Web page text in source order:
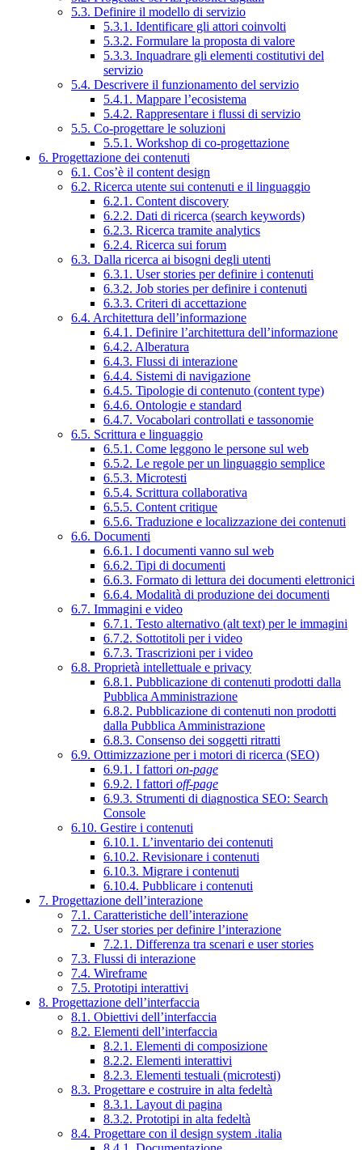
5.3. Definire il modello di servizio
5.3.1. Identificare gli attori coinvolti
5.3.2. Formulare la proposta di valore
5.3.3. Inquadrare gli elementi costitutivi del
servizio
5.4. Descrivere il funzionamento del servizio
5.4.1. Mappare l’ecosistema
5.4.2. Rappresentare i flussi di servizio
5.5. Co-progettare le soluzioni
5.5.1. Workshop di co-progettazione
6. Progettazione dei contenuti
6.1. Cos’è il content design
6.2. Ricerca utente sui contenuti e il linguaggio
6.2.1. Content discovery
6.2.2. Dati di ricerca (search keywords)
6.2.3. Ricerca tramite analytics
6.2.4. Ricerca sui forum
6.3. Dalla ricerca ai bisogni degli utenti
6.3.1. User stories per definire i contenuti
6.3.2. Job stories per definire i contenuti
6.3.3. Criteri di accettazione
6.4. Architettura dell’informazione
6.4.1. Definire l’architettura dell’informazione
6.4.2. Alberatura
6.4.3. Flussi di interazione
6.4.4. Sistemi di navigazione
6.4.5. Tipologie di contenuto (content type)
6.4.6. Ontologie e standard
6.4.7. Vocabolari controllati e tassonomie
6.5. Scrittura e linguaggio
6.5.1. Come leggono le persone sul web
6.5.2. Le regole per un linguaggio semplice
6.5.3. Microtesti
6.5.4. Scrittura collaborativa
6.5.5. Content critique
6.5.6. Traduzione e localizzazione dei contenuti
6.6. Documenti
6.6.1. I documenti vanno sul web
6.6.2. Tipi di documenti
6.6.3. Formato di lettura dei documenti elettronici
6.6.4. Modalità di produzione dei documenti
6.7. Immagini e video
6.7.1. Testo alternativo (alt text) per le immagini
6.7.2. Sottotitoli per i video
6.7.3. Trascrizioni per i video
6.8. Proprietà intellettuale e privacy
6.8.1. Pubblicazione di contenuti prodotti dalla
Pubblica Amministrazione
6.8.2. Pubblicazione di contenuti non prodotti
dalla Pubblica Amministrazione
6.8.3. Consenso dei soggetti ritratti
6.9. Ottimizzazione per i motori di ricerca (SEO)
6.9.1. I fattori on-page
6.9.2. I fattori off-page
6.9.3. Strumenti di diagnostica SEO: Search
Console
6.10. Gestire i contenuti
6.10.1. L’inventario dei contenuti
6.10.2. Revisionare i contenuti
6.10.3. Migrare i contenuti
6.10.4. Pubblicare i contenuti
7. Progettazione dell’interazione
7.1. Caratteristiche dell’interazione
7.2. User stories per definire l’interazione
7.2.1. Differenza tra scenari e user stories
7.3. Flussi di interazione
7.4. Wireframe
7.5. Prototipi interattivi
8. Progettazione dell’interfaccia
8.1. Obiettivi dell’interfaccia
8.2. Elementi dell’interfaccia
8.2.1. Elementi di composizione
8.2.2. Elementi interattivi
8.2.3. Elementi testuali (microtesti)
8.3. Progettare e costruire in alta fedeltà
8.3.1. Layout di pagina
8.3.2. Prototipi in alta fedeltà
8.4. Progettare con il design system .italia